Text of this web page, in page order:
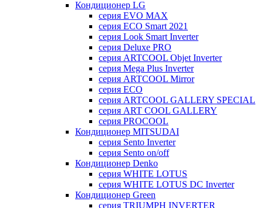
Кондиционер LG
серия EVO MAX
серия ECO Smart 2021
серия Look Smart Inverter
серия Deluxe PRO
серия ARTCOOL Objet Inverter
серия Mega Plus Inverter
серия ARTCOOL Mirror
серия ECO
серия ARTCOOL GALLERY SPECIAL
серия ART COOL GALLERY
серия PROCOOL
Кондиционер MITSUDAI
серия Sento Inverter
серия Sento on/off
Кондиционер Denko
серия WHITE LOTUS
серия WHITE LOTUS DC Inverter
Кондиционер Green
серия TRIUMPH INVERTER